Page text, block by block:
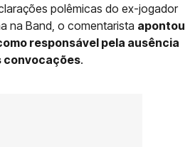
polêmicas do ex-jogador
na Band, o comentarista apontou
responsável pela ausência
convocações.